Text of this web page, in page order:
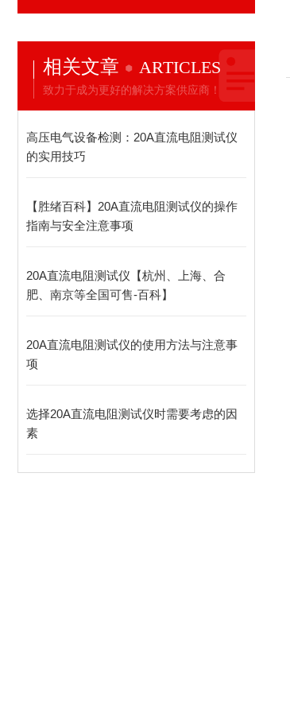
相关文章 ARTICLES
致力于成为更好的解决方案供应商！
高压电气设备检测：20A直流电阻测试仪
的实用技巧
【胜绪百科】20A直流电阻测试仪的操作
指南与安全注意事项
20A直流电阻测试仪【杭州、上海、合
肥、南京等全国可售-百科】
20A直流电阻测试仪的使用方法与注意事
项
选择20A直流电阻测试仪时需要考虑的因
素